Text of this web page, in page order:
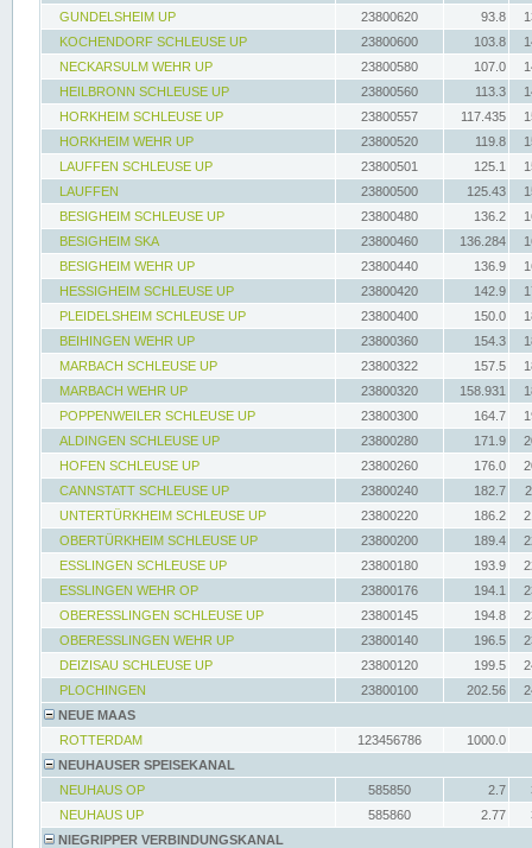
GUNDELSHEIM UP
23800620 93.8
KOCHENDORF SCHLEUSE UP
23800600 103.8
NECKARSULM WEHR UP
23800580 107.0
HEILBRONN SCHLEUSE UP
23800560 113.3
HORKHEIM SCHLEUSE UP
23800557 117.435
HORKHEIM WEHR UP
23800520 119.8
LAUFFEN SCHLEUSE UP
23800501 125.1
LAUFFEN
23800500 125.43
BESIGHEIM SCHLEUSE UP
23800480 136.2
BESIGHEIM SKA
23800460 136.284
BESIGHEIM WEHR UP
23800440 136.9
HESSIGHEIM SCHLEUSE UP
23800420 142.9
PLEIDELSHEIM SCHLEUSE UP
23800400 150.0
BEIHINGEN WEHR UP
23800360 154.3
MARBACH SCHLEUSE UP
23800322 157.5
MARBACH WEHR UP
23800320 158.931
POPPENWEILER SCHLEUSE UP
23800300 164.7
ALDINGEN SCHLEUSE UP
23800280 171.9
HOFEN SCHLEUSE UP
23800260 176.0
CANNSTATT SCHLEUSE UP
23800240 182.7
UNTERTÜRKHEIM SCHLEUSE UP
23800220 186.2
OBERTÜRKHEIM SCHLEUSE UP
23800200 189.4
ESSLINGEN SCHLEUSE UP
23800180 193.9
ESSLINGEN WEHR OP
23800176 194.1
OBERESSLINGEN SCHLEUSE UP
23800145 194.8
OBERESSLINGEN WEHR UP
23800140 196.5
DEIZISAU SCHLEUSE UP
23800120 199.5
PLOCHINGEN
23800100 202.56
NEUE MAAS
ROTTERDAM
123456786
1000.0
NEUHAUSER SPEISEKANAL
NEUHAUS OP
585850 2.7
NEUHAUS UP
585860 2.77
NIEGRIPPER VERBINDUNGSKANAL